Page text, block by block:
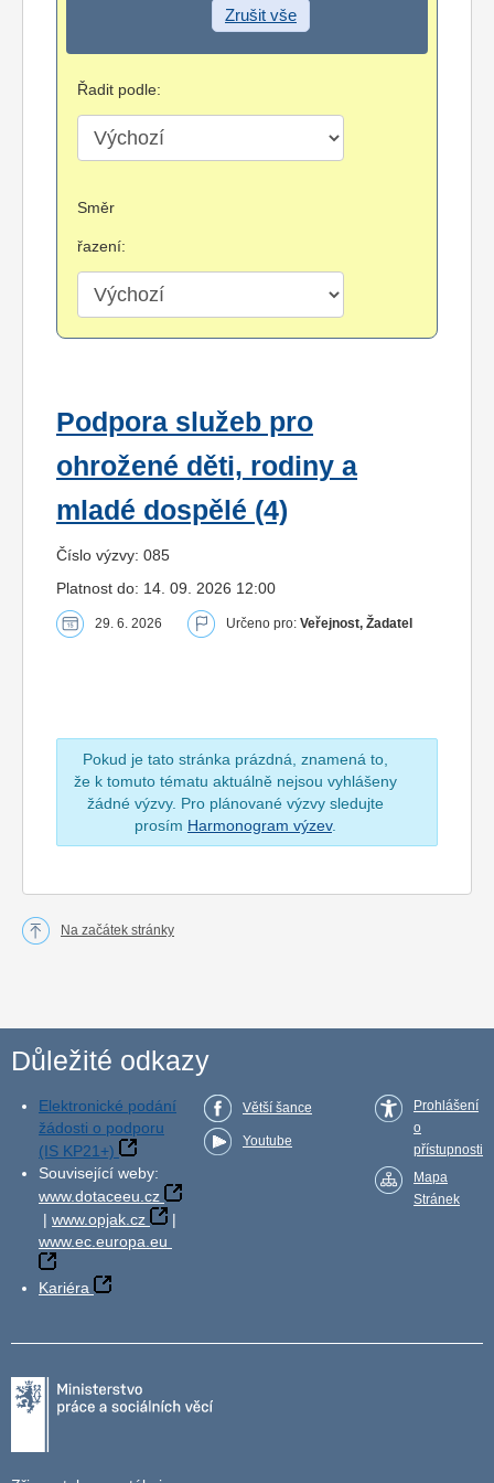
Zrušit vše
Řadit podle:
Směr
řazení:
Podpora služeb pro
ohrožené děti, rodiny a
mladé dospělé (4)
Číslo výzvy: 085
Platnost do: 14. 09. 2026 12:00
29. 6. 2026 Určeno pro: Veřejnost, Žadatel
Pokud je tato stránka prázdná, znamená to,
že k tomuto tématu aktuálně nejsou vyhlášeny
žádné výzvy. Pro plánované výzvy sledujte
prosím Harmonogram výzev.
Na začátek stránky
Důležité odkazy
Elektronické podání
žádosti o podporu
(IS KP21+)
Související weby:
www.dotaceeu.cz
| www.opjak.cz
|
www.ec.europa.eu
Kariéra
Větší šance
Youtube
Prohlášení
o
přístupnosti
Mapa
Stránek